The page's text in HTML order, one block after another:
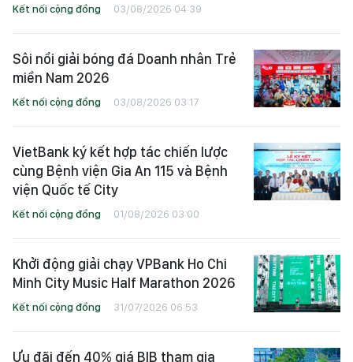
Acecook Việt Nam chung tay xây
thiên tai
Kết nối cộng đồng
miền Nam 2026
Kết nối cộng đồng 03/08/2026 03:17
VietBank ký kết hợp tác chiến lược
viện Quốc tế City
Kết nối cộng đồng 01/08/2026 03:00
Minh City Music Half Marathon 2026